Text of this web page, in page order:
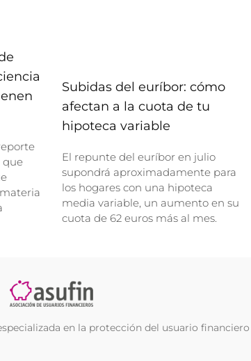
que
Subidas del euríbor: cómo
afectan a la cuota de tu
hipoteca variable
El repunte del euríbor en julio
supondrá aproximadamente para
los hogares con una hipoteca
media variable, un aumento en su
cuota de 62 euros más al mes.
en la protección del usuario financiero